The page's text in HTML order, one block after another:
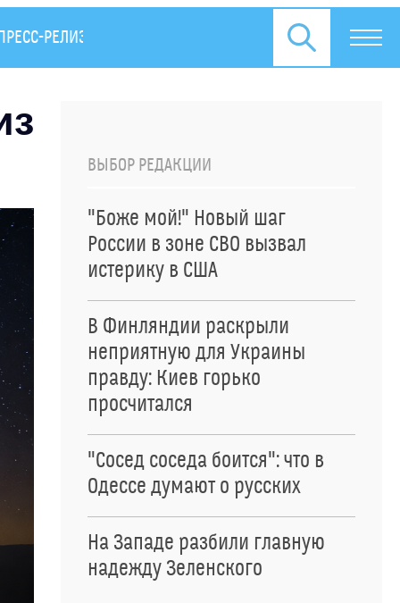
РЕЛИЗЫ
ВЫБОР РЕДАКЦИИ
"Боже мой!" Новый шаг
России в зоне СВО вызвал
истерику в США
В Финляндии раскрыли
неприятную для Украины
правду: Киев горько
просчитался
"Сосед соседа боится": что в
Одессе думают о русских
На Западе разбили главную
надежду Зеленского